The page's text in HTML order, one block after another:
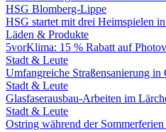
HSG Blomberg-Lippe
HSG startet mit drei Heimspielen
Läden & Produkte
5vorKlima: 15 % Rabatt auf
Stadt & Leute
Umfangreiche Straßensanierung
Stadt & Leute
Glasfaserausbau-Arbeiten im
Stadt & Leute
Ostring während der